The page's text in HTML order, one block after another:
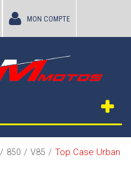
MON COMPTE
/ 850 / V85 / Top Case Urban